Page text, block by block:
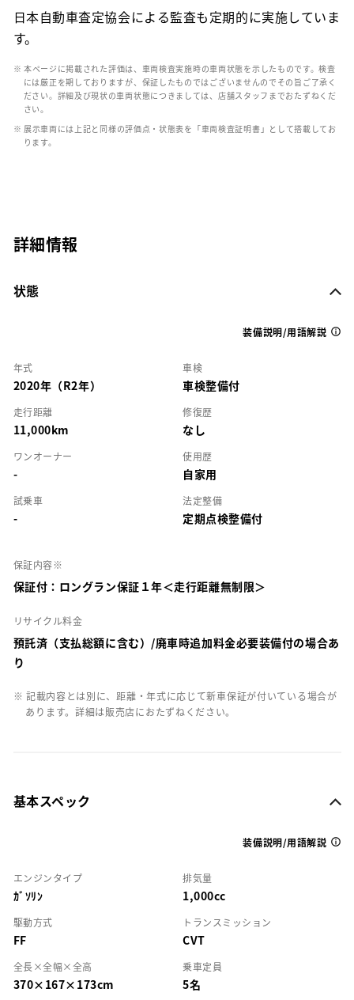
日本自動車査定協会による監査も定期的に実施していま
す。
※ 本ページに掲載された評価は、車両検査実施時の車両状態を示したものです。検査
には厳正を期しておりますが、保証したものではございませんのでその旨ご了承く
ださい。詳細及び現状の車両状態につきましては、店舗スタッフまでおたずねくだ
さい。
※ 展示車両には上記と同様の評価点・状態表を「車両検査証明書」として搭載してお
ります。
詳細情報
状態
装備説明/用語解説
年式
2020年（R2年）
車検
車検整備付
走行距離
11,000km
修復歴
なし
ワンオーナー
-
使用歴
自家用
試乗車
-
法定整備
定期点検整備付
保証内容※
保証付：ロングラン保証１年＜走行距離無制限＞
リサイクル料金
預託済（支払総額に含む）/廃車時追加料金必要装備付の場合あ
り
※ 記載内容とは別に、距離・年式に応じて新車保証が付いている場合が
あります。詳細は販売店におたずねください。
基本スペック
装備説明/用語解説
エンジンタイプ
ｶﾞｿﾘﾝ
排気量
1,000cc
駆動方式
FF
トランスミッション
CVT
全長×全幅×全高
370×167×173cm
乗車定員
5名